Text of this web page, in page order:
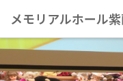
メモリアルホール